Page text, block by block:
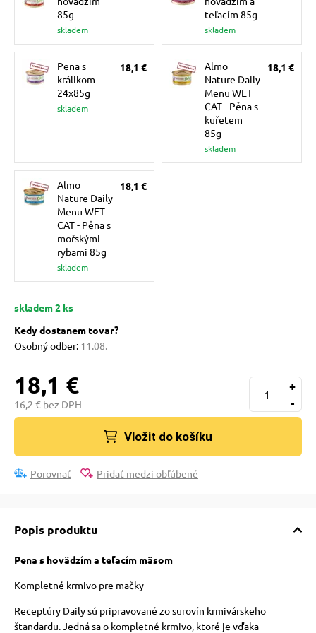
ohlávky
psov
so psom
poukazy
85g
skladem
teľacím 85g
skladem
Pena s
králikom
24x85g
skladem
18,1 €
Almo
Nature Daily
Menu WET
CAT - Pěna s
kuřetem
85g
skladem
18,1 €
Almo
Nature Daily
Menu WET
CAT - Pěna s
mořskými
rybami 85g
skladem
18,1 €
skladem 2 ks
Kedy dostanem tovar?
Osobný odber: 11.08.
18,1 €
16,2 € bez DPH -
+
Vložit do košíku
Porovnať Pridať medzi obľúbené
Popis produktu
Pena s hovädzím a teľacím mäsom
Kompletné krmivo pre mačky
Receptúry Daily sú pripravované zo surovín krmivárskeho
štandardu. Jedná sa o kompletné krmivo, ktoré je vďaka